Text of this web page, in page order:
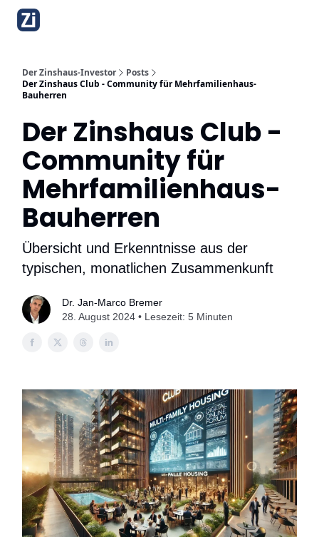
Der Zinshaus-Investor
Posts
Der Zinshaus Club - Community für Mehrfamilienhaus-
Bauherren
Der Zinshaus Club -
Community für
Mehrfamilienhaus-
Bauherren
Übersicht und Erkenntnisse aus der
typischen, monatlichen Zusammenkunft
Dr. Jan-Marco Bremer
28. August 2024 • Lesezeit: 5 Minuten